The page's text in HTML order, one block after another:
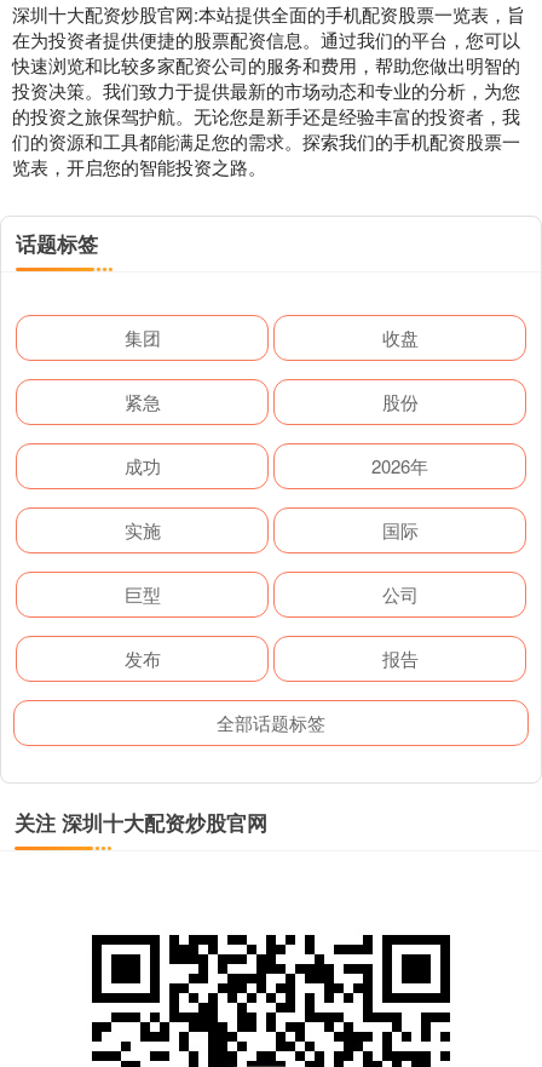
深圳十大配资炒股官网:本站提供全面的手机配资股票一览表，旨
在为投资者提供便捷的股票配资信息。通过我们的平台，您可以
快速浏览和比较多家配资公司的服务和费用，帮助您做出明智的
投资决策。我们致力于提供最新的市场动态和专业的分析，为您
的投资之旅保驾护航。无论您是新手还是经验丰富的投资者，我
们的资源和工具都能满足您的需求。探索我们的手机配资股票一
览表，开启您的智能投资之路。
话题标签
集团 收盘
紧急 股份
成功 2026年
实施 国际
巨型 公司
发布 报告
全部话题标签
关注 深圳十大配资炒股官网